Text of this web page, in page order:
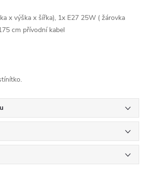
x výška x šířka), 1x E27 25W ( žárovka
cm přívodní kabel